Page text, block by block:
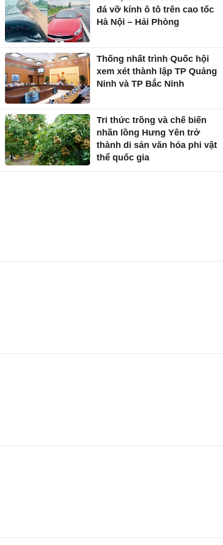
đá vỡ kính ô tô trên cao tốc
Hà Nội – Hải Phòng
Thống nhất trình Quốc hội
xem xét thành lập TP Quảng
Ninh và TP Bắc Ninh
Tri thức trồng và chế biến
nhãn lồng Hưng Yên trở
thành di sản văn hóa phi vật
thể quốc gia